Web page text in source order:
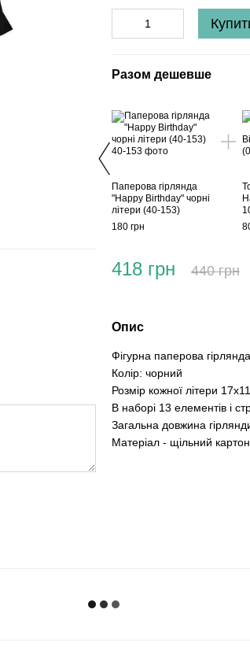
Разом дешевше
Паперова гірлянда
"Happy Birthday" чорні
літери (40-153)
180 грн
418 грн 440 грн
Опис
Фігурна паперова
Колір: чорний
Розмір кожної літери
В наборі 13 елементів і
Загальна довжина
Матеріал - щільний картон.